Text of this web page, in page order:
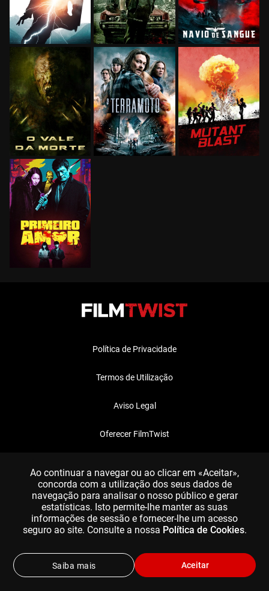
Política de Privacidade
Termos de Utilização
Aviso Legal
Oferecer FilmTwist
Ao continuar a navegar ou ao clicar em «Aceitar»,
concorda com a utilização dos seus dados de
navegação para analisar o nosso público e gerar
estatísticas. Isto permite-lhe manter as suas
informações de sessão e fornecer-lhe um acesso
seguro ao site. Consulte a nossa Política de Cookies.
Aceitar
Saiba mais